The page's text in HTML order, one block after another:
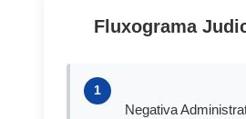
Fluxograma
1
Negativa